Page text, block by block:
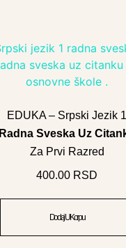
EDUKA – Srpski Jezik 1
Radna Sveska Uz
Za Prvi Razred
400.00 RSD
Dodaj U Korpu